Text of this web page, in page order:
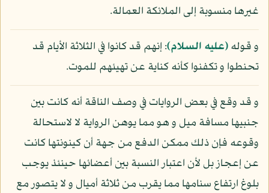
غيرها منسوبة إلى الملائكة العمالة.
و قوله(عليه السلام): إنهم قد كانوا في الثلاثة الأيام قد
تحنطوا و تكفنوا كأنه كناية عن تهيئهم للموت.
و قد وقع في بعض الروايات في وصف الناقة أنه كانت بين
جنبيها مسافة ميل و هو مما يوهن الرواية لا لاستحالة
وقوعه فإن ذلك ممكن الدفع من جهة أن كينونتها كانت
عن إعجاز بل لأن اعتبار النسبة بين أعضائها حينئذ يوجب
بلوغ ارتفاع سنامها مما يقرب من ثلاثة أميال و لا يتصور مع